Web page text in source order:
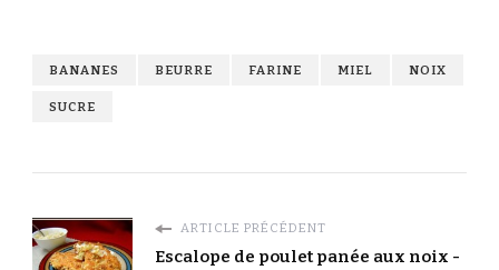
BANANES BEURRE FARINE MIEL NOIX
SUCRE
ARTICLE PRÉCÉDENT
Escalope de poulet panée aux noix -